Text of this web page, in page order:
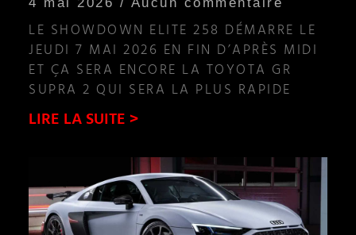
LE SHOWDOWN ELITE 258 DÉMARRE LE
JEUDI 7 MAI 2026 EN FIN D’APRÈS MIDI
ET ÇA SERA ENCORE LA TOYOTA GR
SUPRA 2 QUI SERA LA PLUS RAPIDE
LIRE LA SUITE >